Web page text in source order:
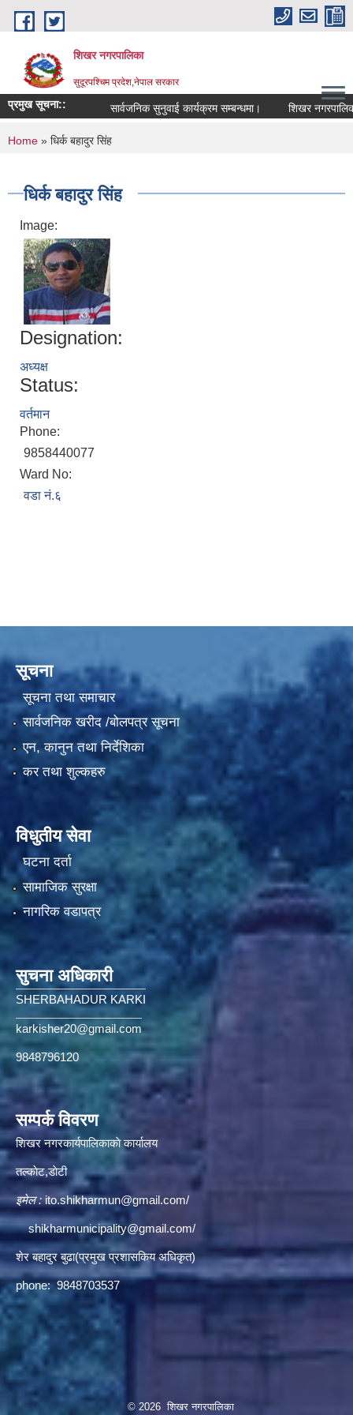
Skip to main content
शिखर नगरपालिका
सुदूरपश्चिम प्रदेश,नेपाल सरकार
प्रमुख सूचना:: सार्वजनिक सुनुवाई कार्यक्रम सम्बन्धमा। शिखर
You are here
Home » धिर्क बहादुर सिंह
धिर्क बहादुर सिंह
Image:
Designation:
अध्यक्ष
Status:
वर्तमान
Phone:
9858440077
Ward No:
वडा नं.६
सूचना
सूचना तथा समाचार
सार्वजनिक खरीद /बोलपत्र सूचना
एन, कानुन तथा निर्देशिका
कर तथा शुल्कहरु
विधुतीय सेवा
घटना दर्ता
सामाजिक सुरक्षा
नागरिक वडापत्र
सुचना अधिकारी
SHERBAHADUR KARKI
karkisher20@gmail.com
9848796120
सम्पर्क विवरण
शिखर नगरकार्यपालिकाकाे कार्यालय
तल्काेट,डाेटी
इमेल :ito.shikharmun@gmail.com/
shikharmunicipality@gmail.com/
शेर बहादुर बुढा(प्रमुख प्रशासकिय अधिकृत)
phone: 9848703537
© 2026 शिखर नगरपालिका